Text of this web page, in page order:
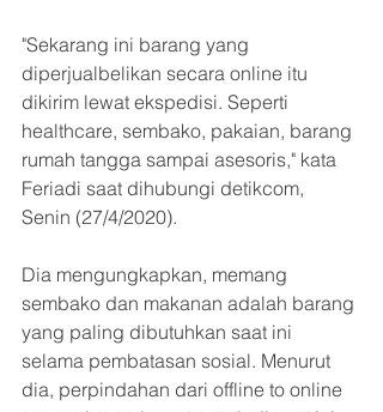
"Sekarang ini barang yang
diperjualbelikan secara online itu
dikirim lewat ekspedisi. Seperti
healthcare, sembako, pakaian, barang
rumah tangga sampai asesoris," kata
Feriadi saat dihubungi detikcom,
Senin (27/4/2020).
Dia mengungkapkan, memang
sembako dan makanan adalah barang
yang paling dibutuhkan saat ini
selama pembatasan sosial. Menurut
dia, perpindahan dari offline to online